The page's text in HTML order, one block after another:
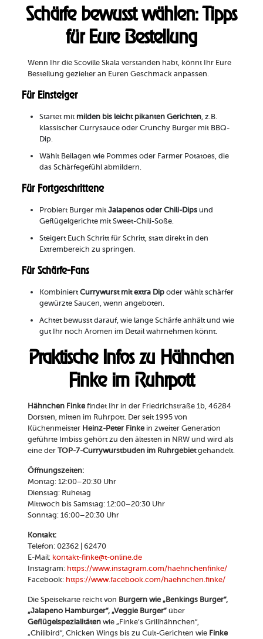
Schärfe bewusst wählen: Tipps
für Eure Bestellung
Wenn Ihr die Scoville Skala verstanden habt, könnt Ihr Eure
Bestellung gezielter an Euren Geschmack anpassen.
Für Einsteiger
Startet mit milden bis leicht pikanten Gerichten, z.B.
klassischer Currysauce oder Crunchy Burger mit BBQ-
Dip.
Wählt Beilagen wie Pommes oder Farmer Potatoes, die
das Schärfegefühl abmildern.
Für Fortgeschrittene
Probiert Burger mitJalapenos oder Chili-Dipsund
Geflügelgerichte mit Sweet-Chili-Soße.
Steigert Euch Schritt für Schritt, statt direkt in den
Extrembereich zu springen.
Für Schärfe-Fans
KombiniertCurrywurst mit extra Dipoder wählt schärfer
gewürzte Saucen, wenn angeboten.
Achtet bewusst darauf, wie lange Schärfe anhält und wie
gut Ihr noch Aromen im Detail wahrnehmen könnt.
Praktische Infos zu Hähnchen
Finke im Ruhrpott
Hähnchen Finkefindet Ihr in der Friedrichstraße 1b, 46284
Dorsten, mitten im Ruhrpott. Der seit 1995 von
Küchenmeister Heinz-Peter Finkein zweiter Generation
geführte Imbiss gehört zu den ältesten in NRW und wird als
eine der TOP-7-Currywurstbuden im Ruhrgebietgehandelt.
Öffnungszeiten:
Montag: 12:00–20:30 Uhr
Dienstag: Ruhetag
Mittwoch bis Samstag: 12:00–20:30 Uhr
Sonntag: 16:00–20:30 Uhr
Kontakt:
Telefon: 02362 | 62470
E-Mail: kontakt-finke@t-online.de
Instagram: https://www.instagram.com/haehnchenfinke/
Facebook: https://www.facebook.com/haehnchen.finke/
Die Speisekarte reicht von Burgern wie „Benkings Burger“,
„Jalapeno Hamburger“, „Veggie Burger“über
Geflügelspezialitätenwie „Finke’s Grillhähnchen“,
„Chilibird“, Chicken Wings bis zu Cult-Gerichten wie Finke